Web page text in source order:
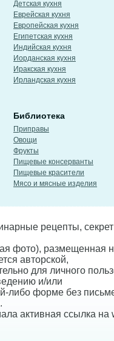
Детская кухня
Еврейская кухня
Европейская кухня
Египетская кухня
Индийская кухня
Иорданская кухня
Иракская кухня
Ирландская кухня
Библиотека
Приправы
Овощи
Фрукты
Пищевые консерванты
Пищевые красители
Мясо и мясные изделия
рецепты,
фото), размещенная
авторской,
для личного
и/или
либо форме без
активная ссылка на